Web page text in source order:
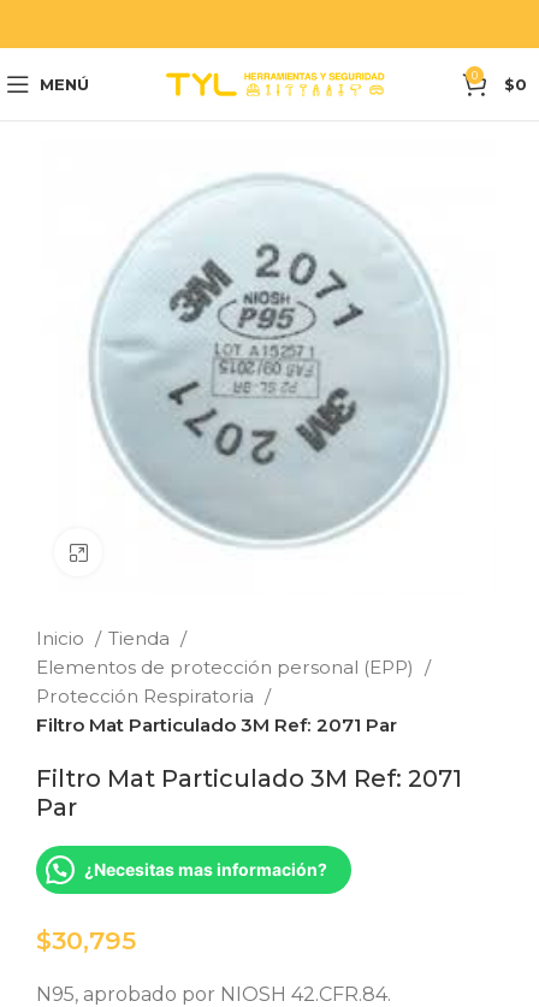
MENÚ 0 $0
Clic para ampliar
Inicio
Tienda
Elementos de protección personal (EPP)
Protección Respiratoria
Filtro Mat Particulado 3M Ref: 2071 Par
Filtro Mat Particulado 3M Ref: 2071
Par
¿Necesitas mas información?
$
N95, aprobado por NIOSH 42.CFR.84.